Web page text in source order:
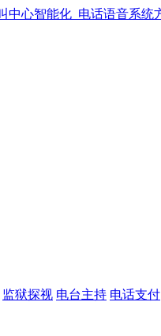
监狱探视 电台主持 电话支付